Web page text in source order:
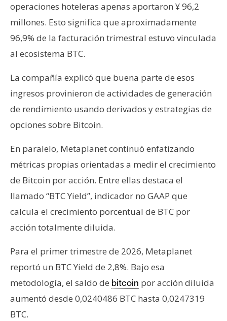
operaciones hoteleras apenas aportaron ¥ 96,2
millones. Esto significa que aproximadamente
96,9% de la facturación trimestral estuvo vinculada
al ecosistema BTC.
La compañía explicó que buena parte de esos
ingresos provinieron de actividades de generación
de rendimiento usando derivados y estrategias de
opciones sobre Bitcoin.
En paralelo, Metaplanet continuó enfatizando
métricas propias orientadas a medir el crecimiento
de Bitcoin por acción. Entre ellas destaca el
llamado “BTC Yield”, indicador no GAAP que
calcula el crecimiento porcentual de BTC por
acción totalmente diluida.
Para el primer trimestre de 2026, Metaplanet
reportó un BTC Yield de 2,8%. Bajo esa
metodología, el saldo de bitcoin por acción diluida
aumentó desde 0,0240486 BTC hasta 0,0247319
BTC.